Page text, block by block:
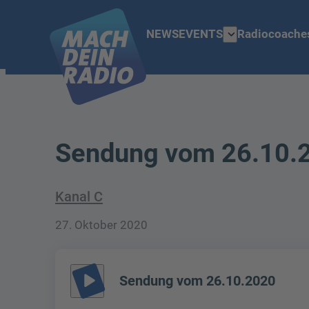
NEWSEVENTS expand_more
Sendung vom
Kanal C
27. Oktober 2020
play_arrow Sendung vom 26.10.2020